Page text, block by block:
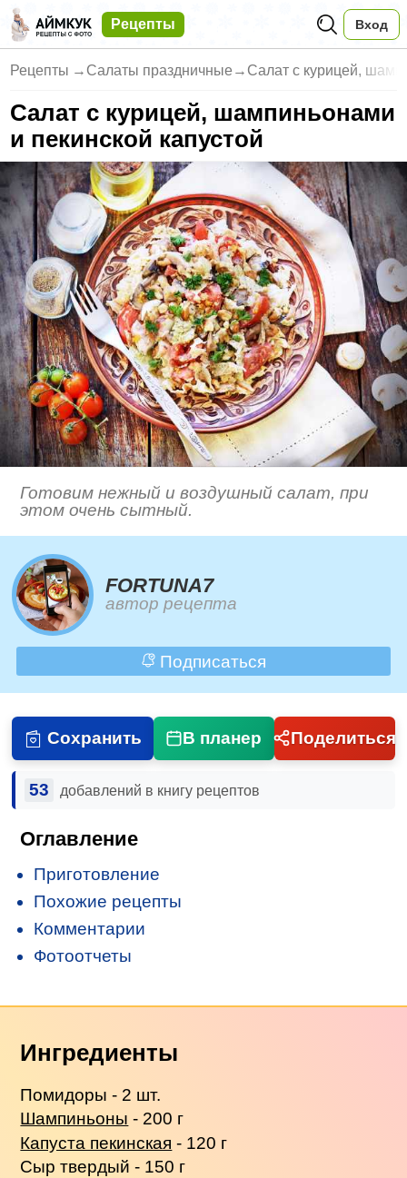
Рецепты Вход
Рецепты → Салаты праздничные → Салат с курицей,
Салат с курицей, шампиньонами
и пекинской капустой
Готовим нежный и воздушный салат, при
этом очень сытный.
FORTUNA7
автор рецепта
Подписаться
Сохранить В планер Поделиться
53 добавлений в книгу рецептов
Оглавление
Приготовление
Похожие рецепты
Комментарии
Фотоотчеты
Ингредиенты
Помидоры - 2 шт.
Шампиньоны - 200 г
Капуста пекинская - 120 г
Сыр твердый - 150 г